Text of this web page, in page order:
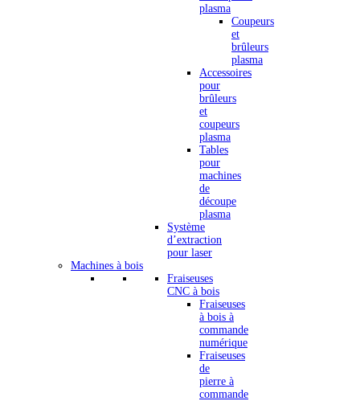
plasma
Coupeurs
et
brûleurs
plasma
Accessoires
pour
brûleurs
et
coupeurs
plasma
Tables
pour
machines
de
découpe
plasma
Système
d’extraction
pour laser
Machines à bois
Fraiseuses
CNC à bois
Fraiseuses
à bois à
commande
numérique
Fraiseuses
de
pierre à
commande